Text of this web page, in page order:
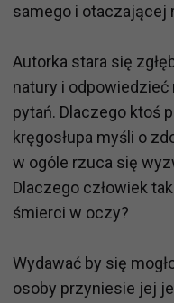
samego i otaczającej
Autorka stara się
natury i
pytań. Dlaczego ktoś
kręgosłupa myśli o
w ogóle rzuca się
Dlaczego człowiek
śmierci w oczy?
Wydawać by się
osoby przyniesie jej